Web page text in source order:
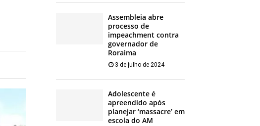
Assembleia abre
processo de
impeachment contra
governador de
Roraima
3 de julho de 2024
Adolescente é
apreendido após
planejar ‘massacre’ em
escola do AM